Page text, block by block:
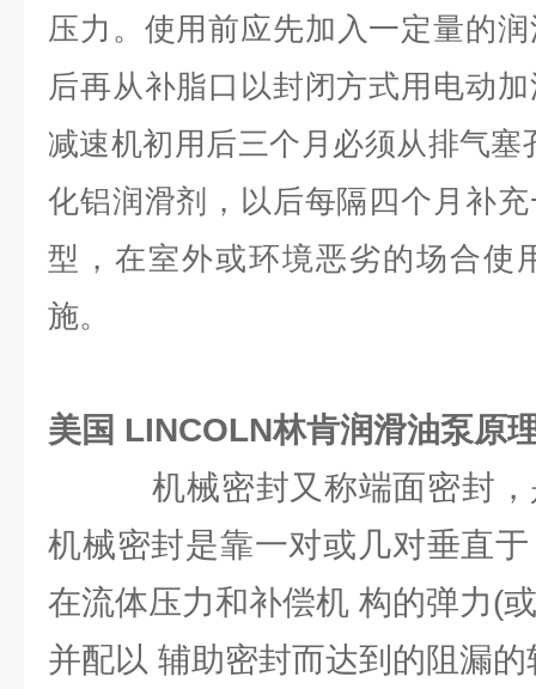
压力。 使用前应先加入一定量的
后再从补脂口以封闭方式用电动
减速机初用后三个月必须从排气
化铝润滑剂，以后每隔四个月补
型，在室外或环境恶劣的场合使
施。
美国 LINCOLN林肯润滑油泵原
机械密封又称端面密封，
机械密封是靠一对或几对垂直
在流体压力和补偿机 构的弹力(
并配以 辅助密封而达到的阻漏